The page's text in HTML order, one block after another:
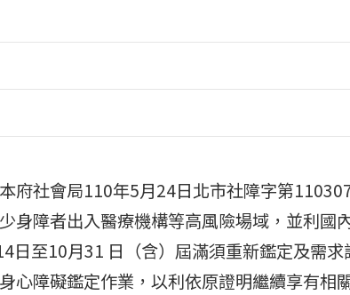
府社會局110年5月24日北市社障字第
身障者出入醫療機構等高風險場域，並利國
日至10月31 日（含）屆滿須重新鑑定及需
心障礙鑑定作業，以利依原證明繼續享有相